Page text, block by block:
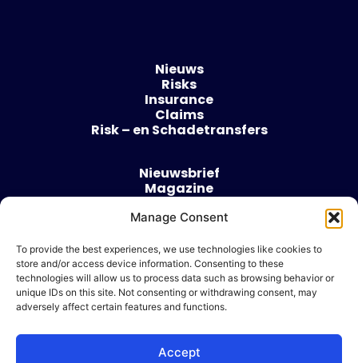
Manage Consent
To provide the best experiences, we use technologies like cookies to
store and/or access device information. Consenting to these
technologies will allow us to process data such as browsing behavior or
unique IDs on this site. Not consenting or withdrawing consent, may
adversely affect certain features and functions.
Accept
Nieuws
Risks
Insurance
Claims
Risk – en Schadetransfers
Nieuwsbrief
Magazine
Over
Algemene voorwaarden
Cookie beleid
Ik wil adverteren